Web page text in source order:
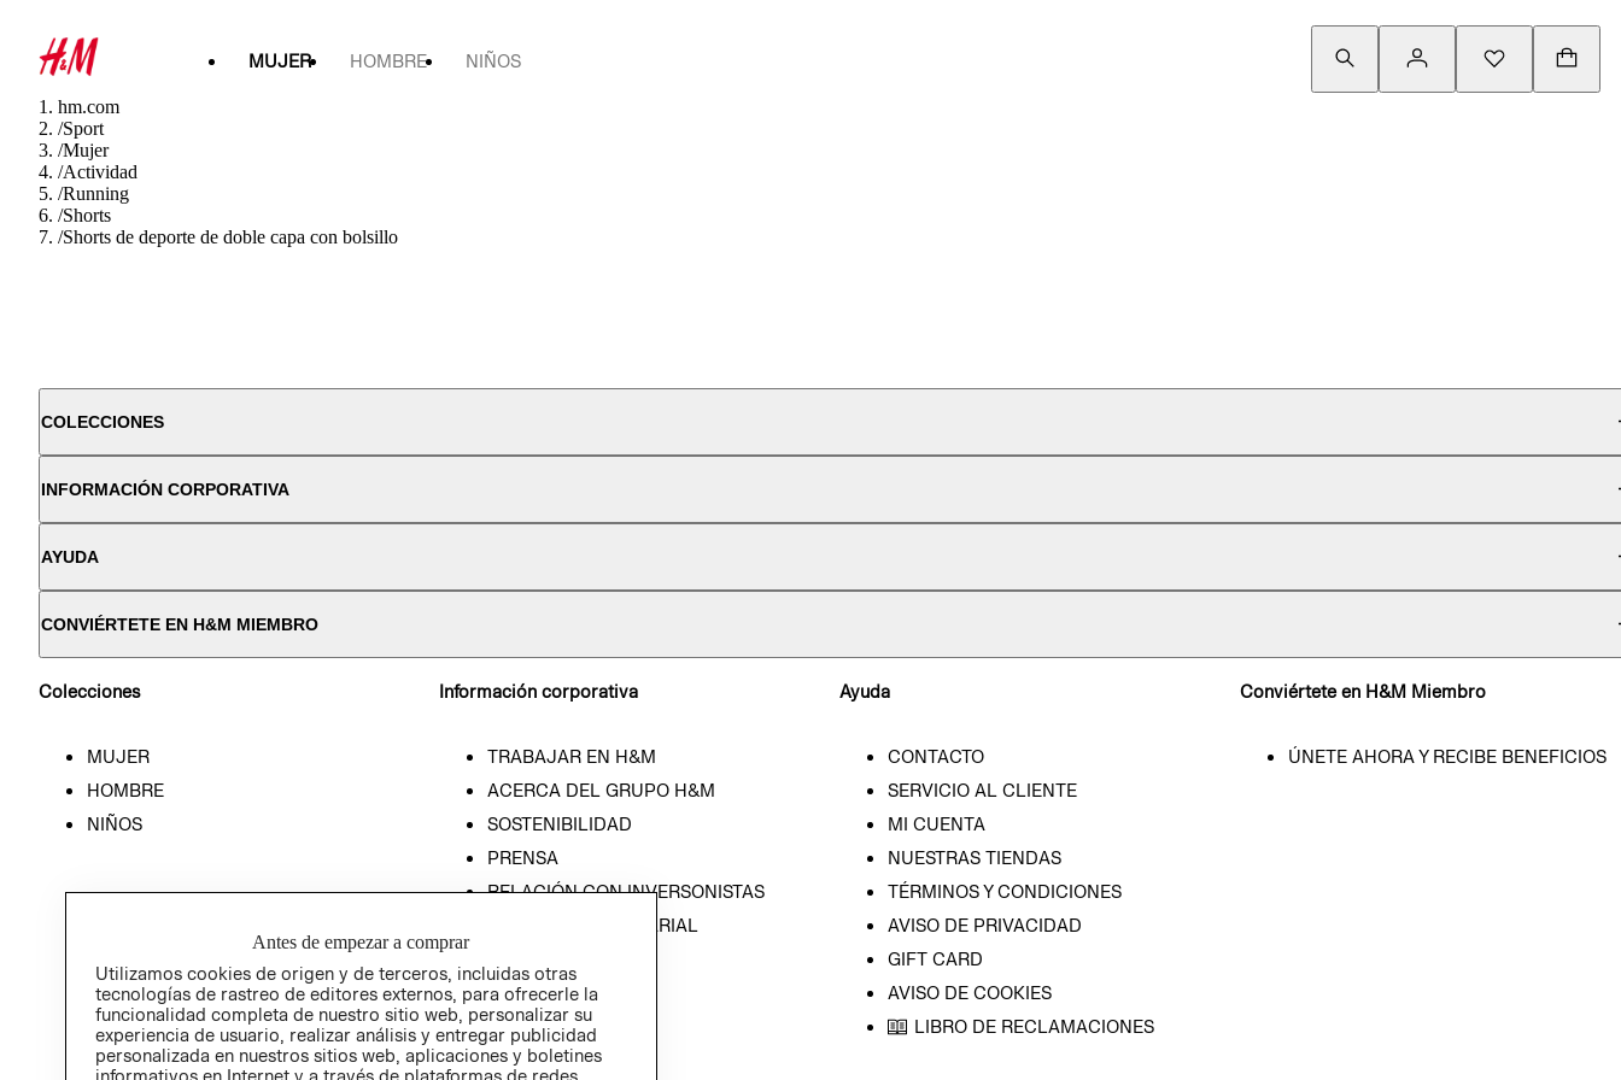
MUJER HOMBRE NIÑOS
hm.com
/Sport
/Mujer
/Actividad
/Running
/Shorts
/Shorts de deporte de doble capa con bolsillo
COLECCIONES
INFORMACIÓN CORPORATIVA
AYUDA
CONVIÉRTETE EN H&M MIEMBRO
Colecciones
MUJER
HOMBRE
NIÑOS
Información corporativa
TRABAJAR EN H&M
ACERCA DEL GRUPO H&M
SOSTENIBILIDAD
PRENSA
RELACIÓN CON INVERSONISTAS
POLÍTICA EMPRESARIAL
Ayuda
CONTACTO
SERVICIO AL CLIENTE
MI CUENTA
NUESTRAS TIENDAS
TÉRMINOS Y CONDICIONES
AVISO DE PRIVACIDAD
GIFT CARD
AVISO DE COOKIES
LIBRO DE RECLAMACIONES
Conviértete en H&M Miembro
ÚNETE AHORA Y RECIBE BENEFICIOS
Antes de empezar a comprar
Utilizamos cookies de origen y de terceros, incluidas otras
tecnologías de rastreo de editores externos, para ofrecerle la
funcionalidad completa de nuestro sitio web, personalizar su
experiencia de usuario, realizar análisis y entregar publicidad
personalizada en nuestros sitios web, aplicaciones y boletines
informativos en Internet y a través de plataformas de redes